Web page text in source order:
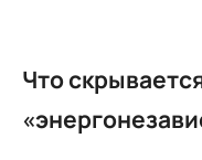
Что